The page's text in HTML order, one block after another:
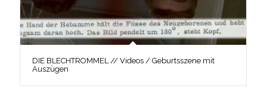
DIE BLECHTROMMEL // Videos / Geburtsszene mit
Auszügen